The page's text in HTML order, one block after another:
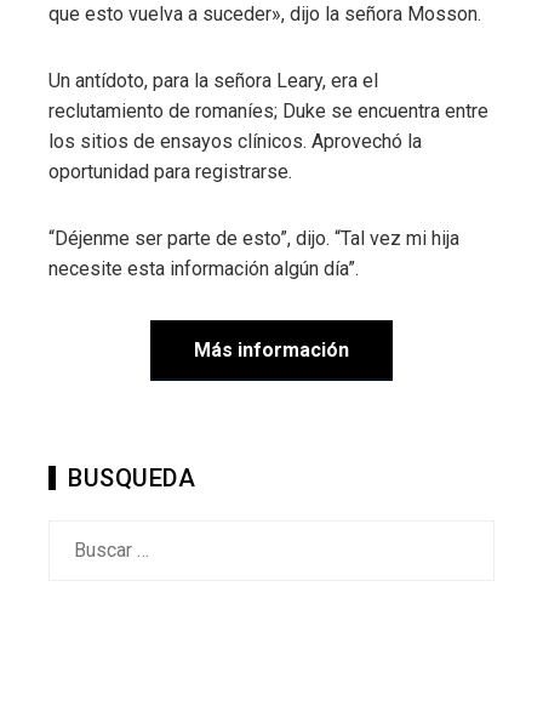
que esto vuelva a suceder», dijo la señora Mosson.
Un antídoto, para la señora Leary, era el
reclutamiento de romaníes; Duke se encuentra entre
los sitios de ensayos clínicos. Aprovechó la
oportunidad para registrarse.
“Déjenme ser parte de esto”, dijo. “Tal vez mi hija
necesite esta información algún día”.
Más información
BUSQUEDA